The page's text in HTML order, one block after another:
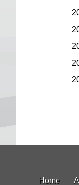
Home